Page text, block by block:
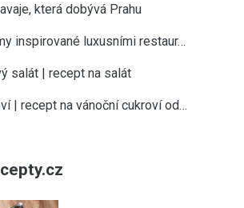
která dobývá Prahu
inspirované luxusními restaur…
salát | recept na salát
| recept na vánoční cukroví od…